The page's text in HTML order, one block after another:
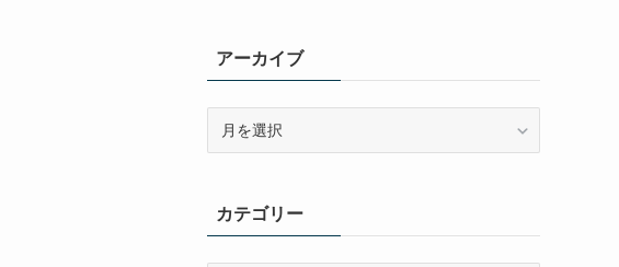
アーカイブ
ブカテゴリー